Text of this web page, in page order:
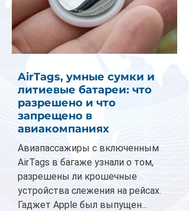
AirTags, умные сумки и
литиевые батареи: что
разрешено и что
запрещено в
авиакомпаниях
Авиапассажиры с включенным
AirTags в багаже узнали о том,
разрешены ли крошечные
устройства слежения на рейсах.
Гаджет Apple был выпущен...